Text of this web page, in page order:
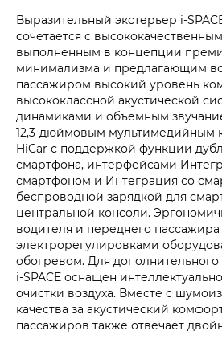
Выразительный экстерьер
сочетается с
выполненным в концепции
минимализма и предлагающим
пассажиром высокий уровень
высококлассной акустической
динамиками и объемным
12,3-дюймовым мультимедийным
HiCar с поддержкой функции
смартфона, интерфейсами
смартфоном и Интеграция со
беспроводной зарядкой для
центральной консоли.
водителя и переднего пассажира
электрорегулировками
обогревом. Для дополнительного
i‑SPACE оснащен
очистки воздуха. Вместе с
качества за акустический
пассажиров также отвечает